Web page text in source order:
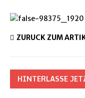
ZURÜCK ZUM
HINTERLASSE